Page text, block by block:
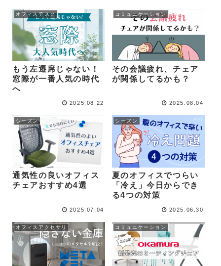
オフィスデスク
もう左遷席じゃない！
窓際が一番人気の時代
へ
2025.08.22
コミュニケーション
その会議疲れ、チェア
が関係してるかも？
2025.08.04
シーズン
通気性の良いオフィス
チェアおすすめ4選
2025.07.04
シーズン
夏のオフィスでつらい
「冷え」今日からでき
る4つの対策
2025.06.30
オフィスアクセサリ コミュニケーション